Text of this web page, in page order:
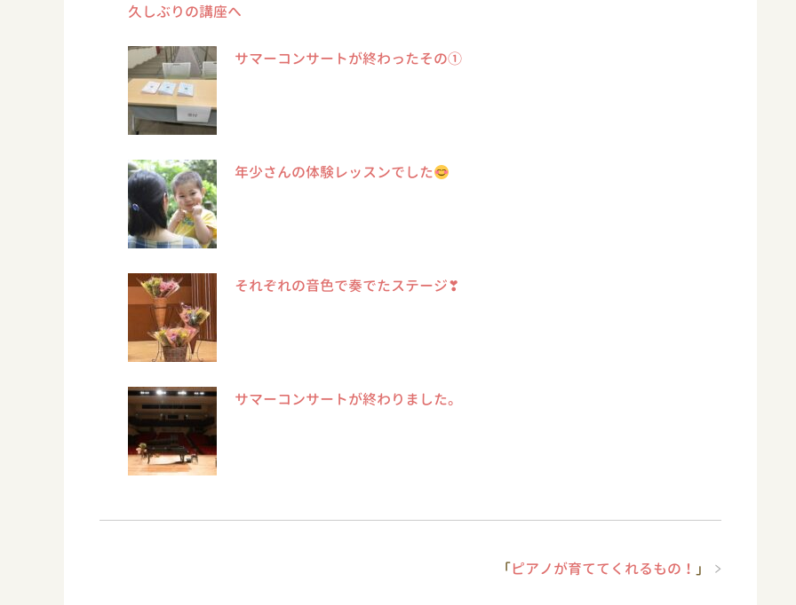
久しぶりの講座へ
サマーコンサートが終わったその①
年少さんの体験レッスンでした
それぞれの音色で奏でたステージ❣
サマーコンサートが終わりました。
「ピアノが育ててくれるもの！ 」